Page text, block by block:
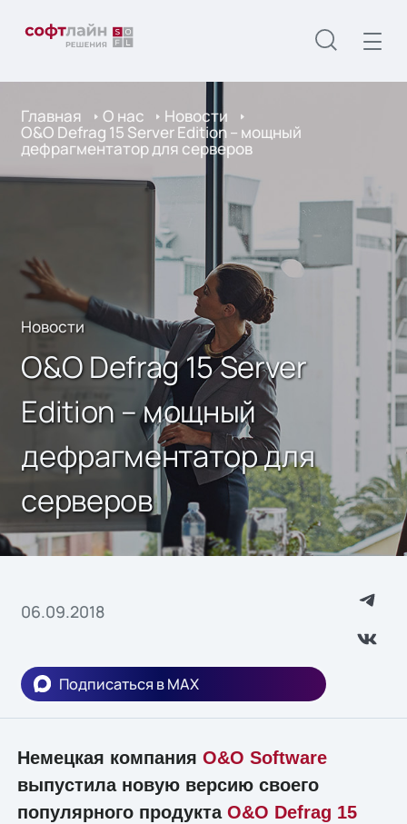
Главная О нас Новости
O&O Defrag 15 Server Edition – мощный
дефрагментатор для серверов
Новости
O&O Defrag 15 Server
Edition – мощный
дефрагментатор для
серверов
06.09.2018
Подписаться в MAX
Немецкая компания O&O Software
выпустила новую версию своего
популярного продукта O&O Defrag 15